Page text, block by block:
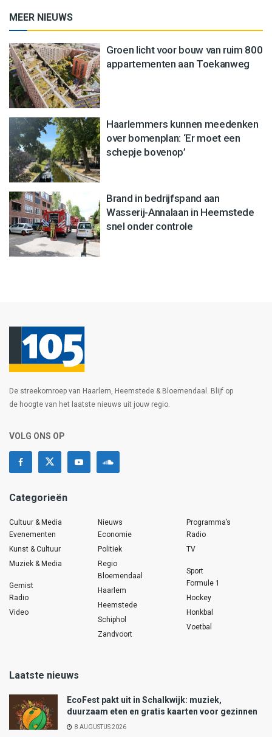
MEER NIEUWS
Groen licht voor bouw van ruim 800
appartementen aan Toekanweg
Haarlemmers kunnen meedenken
over bomenplan: ‘Er moet een
schepje bovenop’
Brand in bedrijfspand aan
Wasserij-Annalaan in Heemstede
snel onder controle
De streekomroep van Haarlem, Heemstede & Bloemendaal. Blijf op
de hoogte van het laatste nieuws uit jouw regio.
VOLG ONS OP
Categorieën
Cultuur & Media
Evenementen
Kunst & Cultuur
Muziek & Media
Gemist
Radio
Video
Nieuws
Economie
Politiek
Regio
Bloemendaal
Haarlem
Heemstede
Schiphol
Zandvoort
Programma’s
Radio
TV
Sport
Formule 1
Hockey
Honkbal
Voetbal
Laatste nieuws
EcoFest pakt uit in Schalkwijk: muziek,
duurzaam eten en gratis kaarten voor gezinnen
8 AUGUSTUS 2026